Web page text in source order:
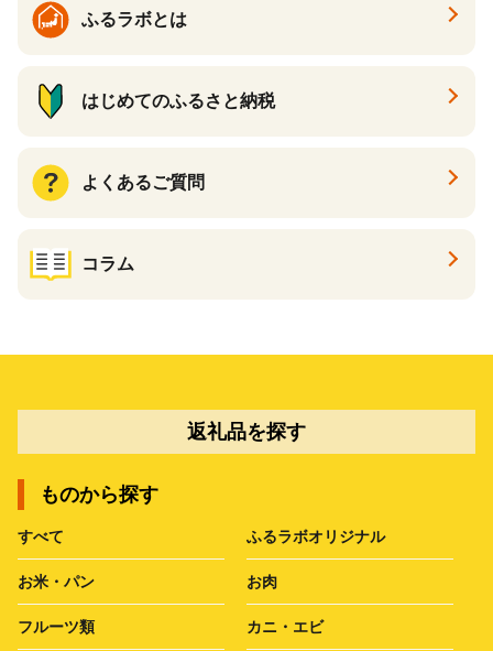
ふるラボとは
はじめてのふるさと納税
よくあるご質問
コラム
返礼品を探す
ものから探す
すべて ふるラボオリジナル
お米・パン お肉
フルーツ類 カニ・エビ